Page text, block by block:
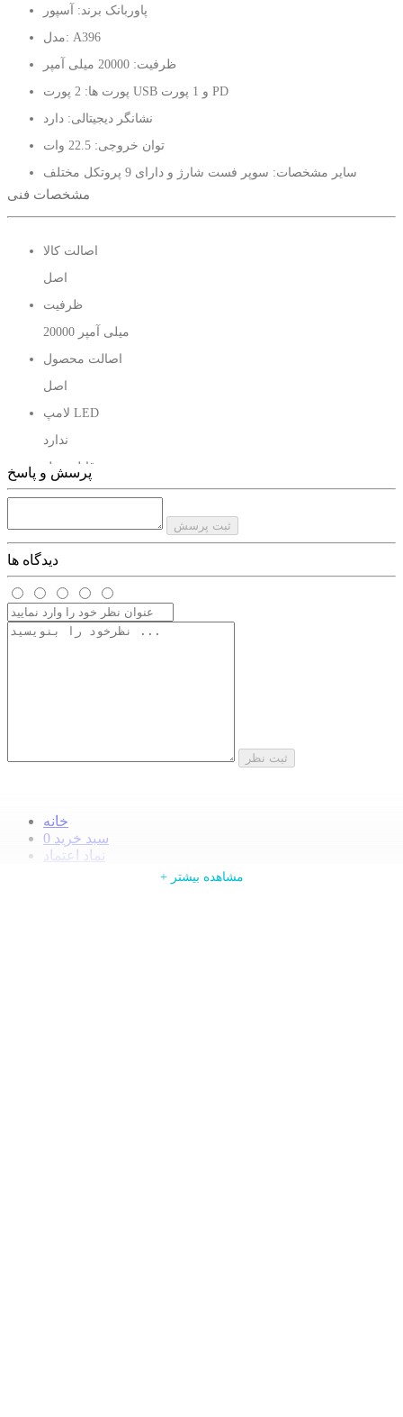
پاوربانک برند: آسپور
مدل: A396
ظرفیت: 20000 میلی آمپر
پورت ها: 2 پورت USB و 1 پورت PD
نشانگر دیجیتالی: دارد
توان خروجی: 22.5 وات
سایر مشخصات: سوپر فست شارژ و دارای 9 پروتکل مختلف
+ ادامه مطلب
مشخصات فنی
اصالت کالا
اصل
ظرفیت
20000 میلی آمپر
اصالت محصول
اصل
لامپ LED
ندارد
دسته قابل حمل
مدل
A396
+ مشاهده بیشتر
پرسش و پاسخ
ثبت پرسش
دیدگاه ها
ثبت نظر
خانه
0 سبد خرید
نماد اعتماد